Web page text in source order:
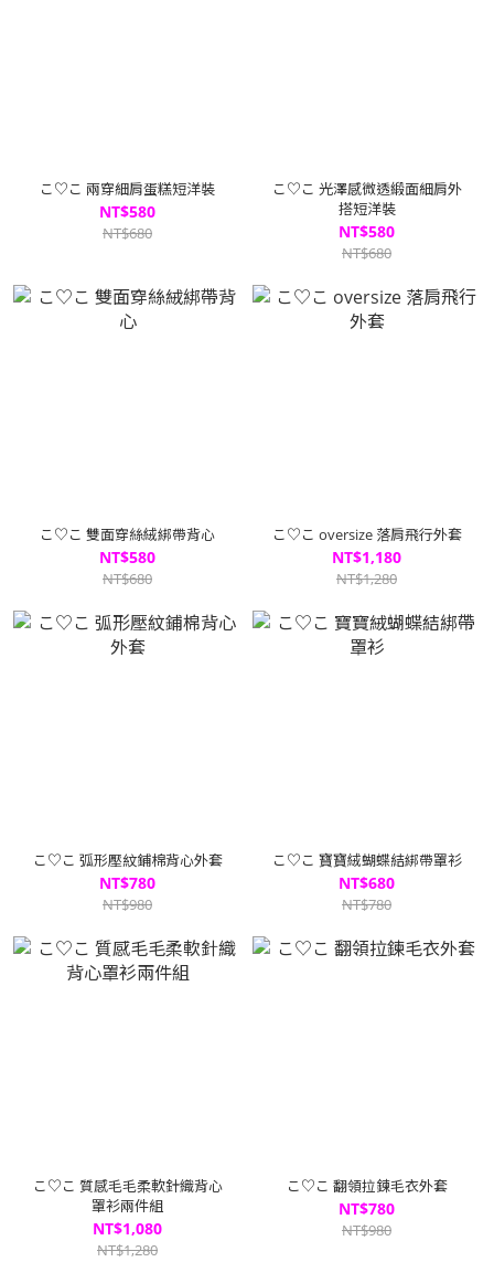
こ♡こ 兩穿細肩蛋糕短洋裝
NT$580
NT$680
こ♡こ 光澤感微透緞面細肩外
搭短洋裝
NT$580
NT$680
こ♡こ 雙面穿絲絨綁帶背心
NT$580
NT$680
こ♡こ oversize 落肩飛行外套
NT$1,180
NT$1,280
こ♡こ 弧形壓紋鋪棉背心外套
NT$780
NT$980
こ♡こ 寶寶絨蝴蝶結綁帶罩衫
NT$680
NT$780
こ♡こ 質感毛毛柔軟針織背心
罩衫兩件組
NT$1,080
NT$1,280
こ♡こ 翻領拉鍊毛衣外套
NT$780
NT$980